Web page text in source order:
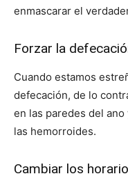
enmascarar el
Forzar la
Cuando estamos
defecación, de lo
en las paredes del
las hemorroides.
Cambiar los